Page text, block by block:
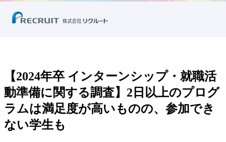
【2024年卒 インターンシップ・就職活動準備に関する調査】2日以上の
【2024年卒 インターンシップ・就職活
動準備に関する調査】2日以上のプログ
ラムは満足度が高いものの、参加でき
ない学生も